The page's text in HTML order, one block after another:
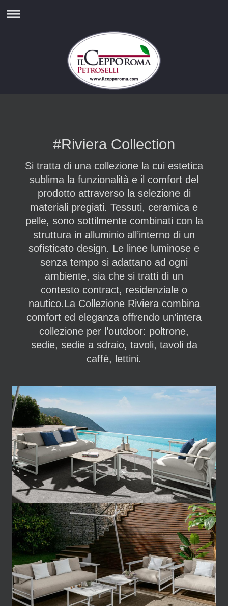
#Riviera Collection
Si tratta di una collezione la cui estetica
sublima la funzionalità e il comfort del
prodotto attraverso la selezione di
materiali pregiati. Tessuti, ceramica e
pelle, sono sottilmente combinati con la
struttura in alluminio all’interno di un
sofisticato design. Le linee luminose e
senza tempo si adattano ad ogni
ambiente, sia che si tratti di un
contesto contract, residenziale o
nautico.La Collezione Riviera combina
comfort ed eleganza offrendo un’intera
collezione per l’outdoor: poltrone,
sedie, sedie a sdraio, tavoli, tavoli da
caffè, lettini.